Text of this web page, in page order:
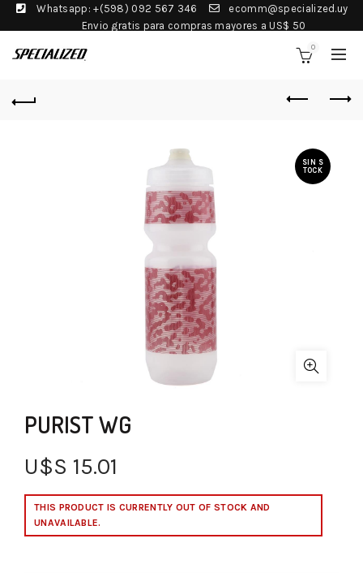
Whatsapp: +(598) 092 567 346
ecomm@specialized.uy
Envio gratis para compras mayores a US$ 50
0
SIN S
TOCK
PURIST WG
U$S 15.01
THIS PRODUCT IS CURRENTLY OUT OF STOCK AND
UNAVAILABLE.